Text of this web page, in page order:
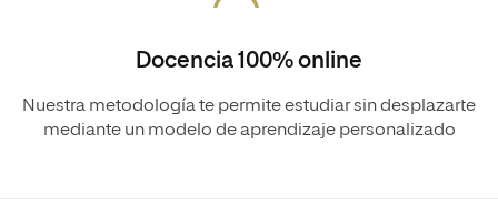
Docencia 100% online
Nuestra metodología te permite estudiar sin desplazarte
mediante un modelo de aprendizaje personalizado